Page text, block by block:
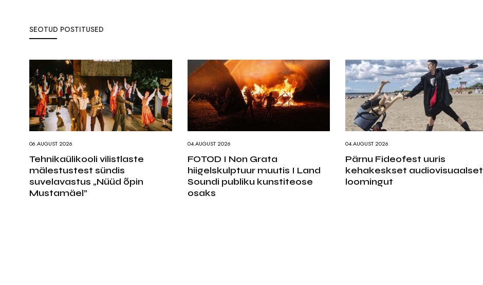
SEOTUD POSTITUSED
06.AUGUST 2026
Tehnikaülikooli vilistlaste
mälestustest sündis
suvelavastus „Nüüd õpin
Mustamäel”
04.AUGUST 2026
FOTOD I Non Grata
hiigelskulptuur muutis I Land
Soundi publiku kunstiteose
osaks
04.AUGUST 2026
Pärnu Fideofest uuris
kehakeskset audiovisuaalset
loomingut